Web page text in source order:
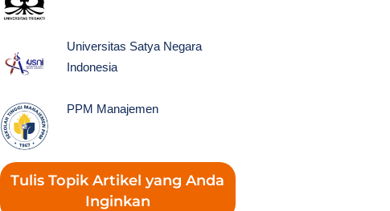
Universitas Satya Negara
Indonesia
PPM Manajemen
Tulis Topik Artikel yang Anda
Inginkan